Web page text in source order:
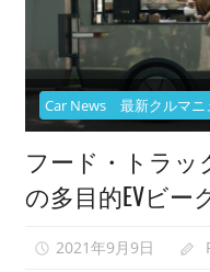
ャ
ル
映
像
介
中。
Car News 最新クルマニ
フード・トラッ
の多目的EVビー
2021年9月9日